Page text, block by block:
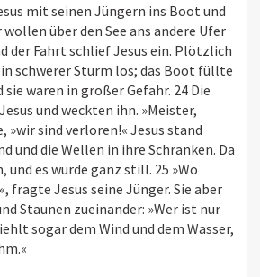
mit seinen Jüngern ins Boot und
über den See ans andere Ufer
der Fahrt schlief Jesus ein. Plötzlich
schwerer Sturm los; das Boot füllte
sie waren in großer Gefahr. 24 Die
und weckten ihn. »Meister,
»wir sind verloren!« Jesus stand
und die Wellen in ihre Schranken. Da
und es wurde ganz still. 25 »Wo
fragte Jesus seine Jünger. Sie aber
Staunen zueinander: »Wer ist nur
sogar dem Wind und dem Wasser,